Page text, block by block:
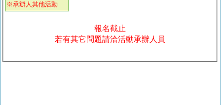
※承辦人其他活動
報名截止
若有其它問題請洽活動承辦人員